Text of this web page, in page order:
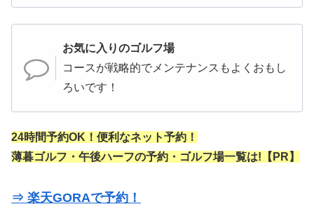
お気に入りのゴルフ場
コースが戦略的でメンテナンスもよくおもし
ろいです！
24時間予約OK！便利なネット予約！
薄暮ゴルフ・午後ハーフの予約・ゴルフ場一覧は!【PR】
⇒ 楽天GORAで予約！